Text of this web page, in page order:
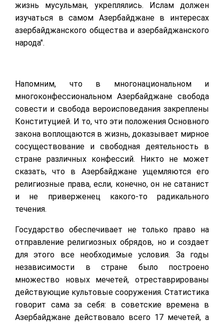
жизнь мусульман, укреплялись. Ислам должен
изучаться в самом Азербайджане в интересах
азербайджанского общества и азербайджанского
народа".
Напомним, что в многонациональном и
многоконфессиональном Азербайджане свобода
совести и свобода вероисповедания закреплены
Конституцией. И то, что эти положения Основного
закона воплощаются в жизнь, доказывает мирное
сосуществование и свободная деятельность в
стране различных конфессий. Никто не может
сказать, что в Азербайджане ущемляются его
религиозные права, если, конечно, он не сатанист
и не приверженец какого-то радикального
течения.
Государство обеспечивает не только право на
отправление религиозных обрядов, но и создает
для этого все необходимые условия. За годы
независимости в стране было построено
множество новых мечетей, отреставрированы
действующие культовые сооружения. Статистика
говорит сама за себя: в советские времена в
Азербайджане действовало всего 17 мечетей, а